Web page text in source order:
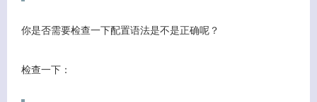
你是否需要检查一下配置语法是不是正确呢？
检查一下：